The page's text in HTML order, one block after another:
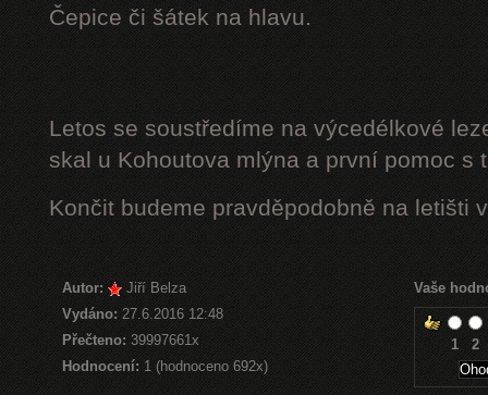
Čepice či šátek na hlavu.
Letos se soustředíme na výcedélkové
skal u Kohoutova mlýna a první pomoc s
Končit budeme pravděpodobně na letišti
Autor:
Jiří Belza
Vydáno: 27.6.2016 12:48
Přečteno:39997661x
Hodnocení: 1 (hodnoceno 692x)
Vaše
1 2